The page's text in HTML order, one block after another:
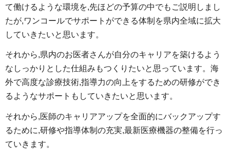
て働けるような環境を,先ほどの予算の中でもご説明しまし
たが,ワンコールでサポートができる体制を県内全域に拡大
していきたいと思います。
それから,県内のお医者さんが自分のキャリアを築けるよう
なしっかりとした仕組みもつくりたいと思っています。海
外で高度な診療技術,指導力の向上をするための研修ができ
るようなサポートもしていきたいと思います。
それから,医師のキャリアアップを全面的にバックアップす
るために,研修や指導体制の充実,最新医療機器の整備を行っ
ていきます。